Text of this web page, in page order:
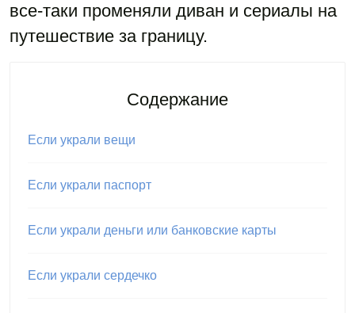
все-таки променяли диван и сериалы на
путешествие за границу.
Содержание
Если украли вещи
Если украли паспорт
Если украли деньги или банковские карты
Если украли сердечко